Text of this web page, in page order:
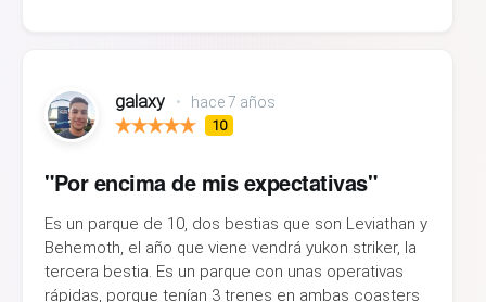
galaxy • hace 7 años
10
"Por encima de mis expectativas"
Es un parque de 10, dos bestias que son Leviathan y
Behemoth, el año que viene vendrá yukon striker, la
tercera bestia. Es un parque con unas operativas
rápidas, porque tenían 3 trenes en ambas coasters